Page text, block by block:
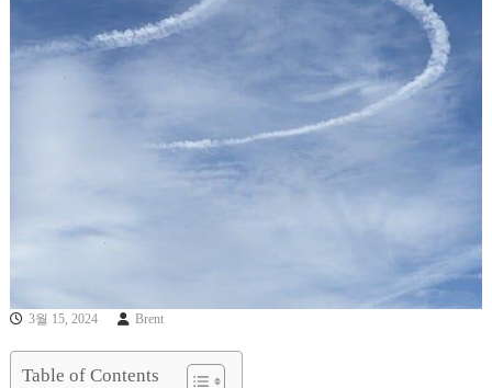
3월 15, 2024 Brent
Table of Contents